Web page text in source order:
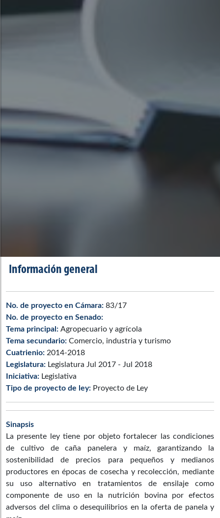
Información general
No. de proyecto en Cámara: 83/17
No. de proyecto en Senado:
Tema principal: Agropecuario y agrícola
Tema secundario: Comercio, industria y turismo
Cuatrienio: 2014-2018
Legislatura: Legislatura Jul 2017 - Jul 2018
Iniciativa: Legislativa
Tipo de proyecto de ley: Proyecto de Ley
Sinapsis
La presente ley tiene por objeto fortalecer las condiciones
de cultivo de caña panelera y maíz, garantizando la
sostenibilidad de precios para pequeños y medianos
productores en épocas de cosecha y recolección, mediante
su uso alternativo en tratamientos de ensilaje como
componente de uso en la nutrición bovina por efectos
adversos del clima o desequilibrios en la oferta de panela y